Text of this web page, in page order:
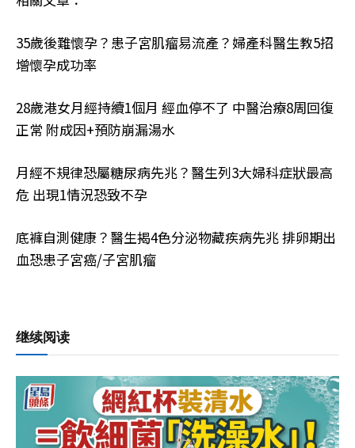
35歲後難懷孕？患子宮肌瘤易流產？婦產科醫生教5招
增懷孕成功率
28歲港女月經持續1個月 經血停不了 中醫治療8周回復
正常 附成因+預防崩漏湯水
月經不規律恐屬糖尿病先兆？醫生列3大婦科症狀最高
危 出現1情況恐致不孕
底褲自測健康？醫生揭4色分泌物藏疾病先兆 排卵期出
血恐患子宮癌/子宮肌瘤
继续阅读